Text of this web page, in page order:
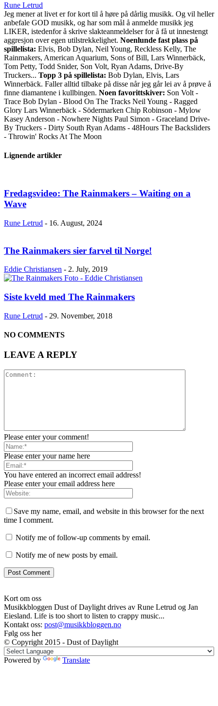
Rune Letrud
Jeg mener at livet er for kort til å høre på dårlig musikk. Og vil heller
anbefale GOD musikk, og har som mål å anmelde musikk jeg
LIKER, istedenfor å skrive slakteanmeldelser for å få ut innestengt
aggresjon over egen utilstrekkelighet. Noenlunde fast plass på
spillelista: Elvis, Bob Dylan, Neil Young, Reckless Kelly, The
Rainmakers, American Aquarium, Sons of Bill, Lars Winnerbäck,
Tom Petty, Todd Snider, Son Volt, Ryan Adams, Drive-By
Truckers... Topp 3 på spillelista: Bob Dylan, Elvis, Lars
Winnerbäck. Faller alltid tilbake på disse når jeg går lei av å prøve å
finne diamantene i kullbingen. Noen favorittskiver: Son Volt -
Trace Bob Dylan - Blood On The Tracks Neil Young - Ragged
Glory Lars Winnerbäck - Södermarken Chip Robinson - Mylow
Kasey Anderson - Nowhere Nights Paul Simon - Graceland Drive-
By Truckers - Dirty South Ryan Adams - 48Hours The Backsliders
- Throwin' Rocks At The Moon
Lignende artikler
Fredagsvideo: The Rainmakers – Waiting on a
Wave
Rune Letrud - 16. August, 2024
The Rainmakers sier farvel til Norge!
Eddie Christiansen - 2. July, 2019
Siste kveld med The Rainmakers
Rune Letrud - 29. November, 2018
NO COMMENTS
LEAVE A REPLY
Please enter your comment!
Please enter your name here
You have entered an incorrect email address!
Please enter your email address here
Save my name, email, and website in this browser for the next
time I comment.
Notify me of follow-up comments by email.
Notify me of new posts by email.
Kort om oss
Musikkbloggen Dust of Daylight drives av Rune Letrud og Jan
Eiesland. Life is too short to listen to crappy music...
Kontakt oss: post@musikkbloggen.no
Følg oss her
© Copyright 2015 - Dust of Daylight
Powered by Translate